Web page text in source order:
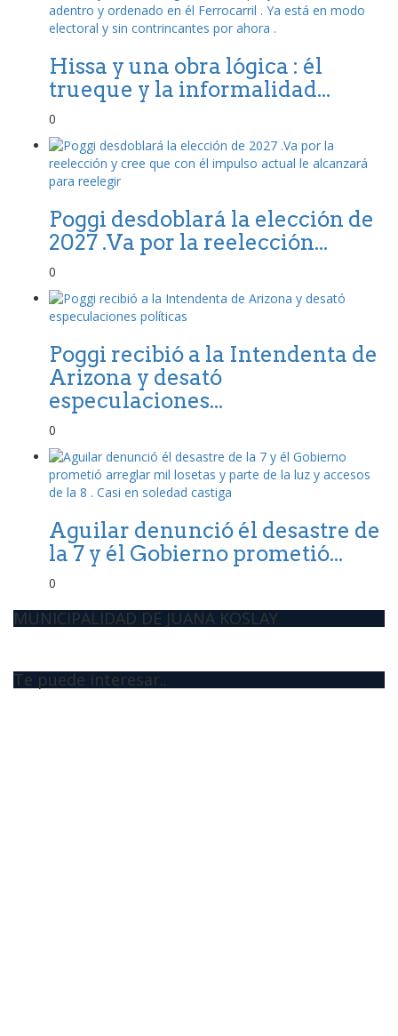
Hissa y una obra lógica : él
trueque y la informalidad...
0
Poggi desdoblará la elección de
2027 .Va por la reelección...
0
Poggi recibió a la Intendenta de
Arizona y desató
especulaciones...
0
Aguilar denunció él desastre de
la 7 y él Gobierno prometió...
0
MUNICIPALIDAD DE JUANA KOSLAY
Te puede interesar..